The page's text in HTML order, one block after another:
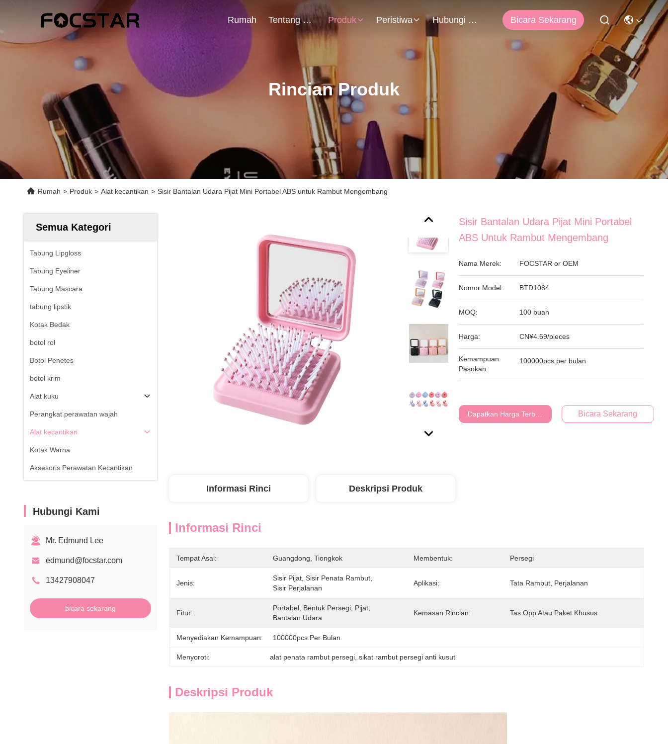
Rumah Tentang Kami Produk Peristiwa Hubungi Kami Bicara Sekarang
Rincian Produk
Rumah > Produk > Alat kecantikan > Sisir Bantalan Udara Pijat Mini Portabel ABS untuk Rambut Mengembang
Semua Kategori
Tabung Lipgloss
Tabung Eyeliner
Tabung Mascara
tabung lipstik
Kotak Bedak
botol rol
Botol Penetes
botol krim
Alat kuku
Perangkat perawatan wajah
Alat kecantikan
Kotak Warna
Aksesoris Perawatan Kecantikan
Hubungi Kami
Mr. Edmund Lee
edmund@focstar.com
13427908047
bicara sekarang
Sisir Bantalan Udara Pijat Mini Portabel
ABS Untuk Rambut Mengembang
Nama Merek: FOCSTAR or OEM
Nomor Model: BTD1084
MOQ: 100 buah
Harga: CN¥4.69/pieces
Kemampuan
Pasokan:
100000pcs per bulan
Dapatkan Harga Terbaik Bicara Sekarang
Informasi Rinci Deskripsi Produk
Informasi Rinci
Tempat Asal: Guangdong, Tiongkok Membentuk: Persegi
Jenis:
Sisir Pijat, Sisir Penata Rambut,
Sisir Perjalanan
Aplikasi: Tata Rambut, Perjalanan
Fitur:
Portabel, Bentuk Persegi, Pijat,
Bantalan Udara
Kemasan Rincian: Tas Opp Atau Paket Khusus
Menyediakan Kemampuan: 100000pcs Per Bulan
Menyoroti: alat penata rambut persegi , sikat rambut persegi anti kusut
Deskripsi Produk